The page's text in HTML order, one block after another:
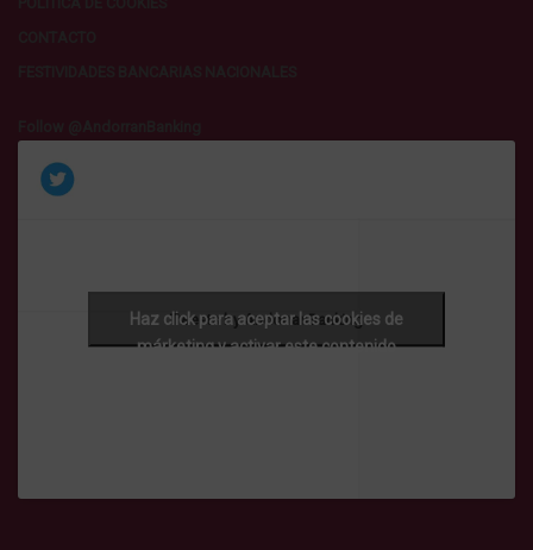
Tweets by AndorranBanking
Haz click para aceptar las cookies de
márketing y activar este contenido